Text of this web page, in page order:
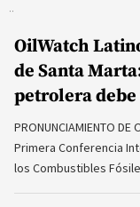
OilWatch
de Santa
petrolera
PRONUNCIAMIENTO DE
Primera Conferencia
los Combustibles